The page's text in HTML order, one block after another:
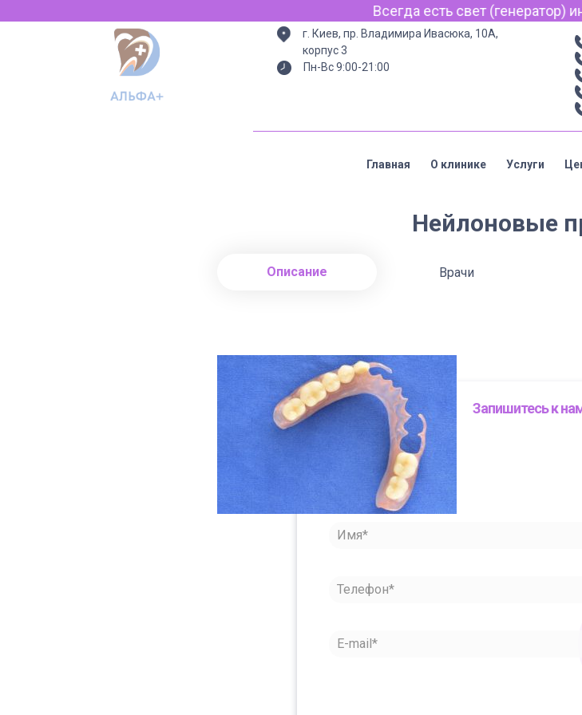
Всегда есть свет (генератор)
г. Киев, пр. Владимира Ивасюка, 10А,
корпус 3
Пн-Вс 9:00-21:00
Главная О клинике Услуги
Нейлоновые
Описание Врачи
Запишитесь к